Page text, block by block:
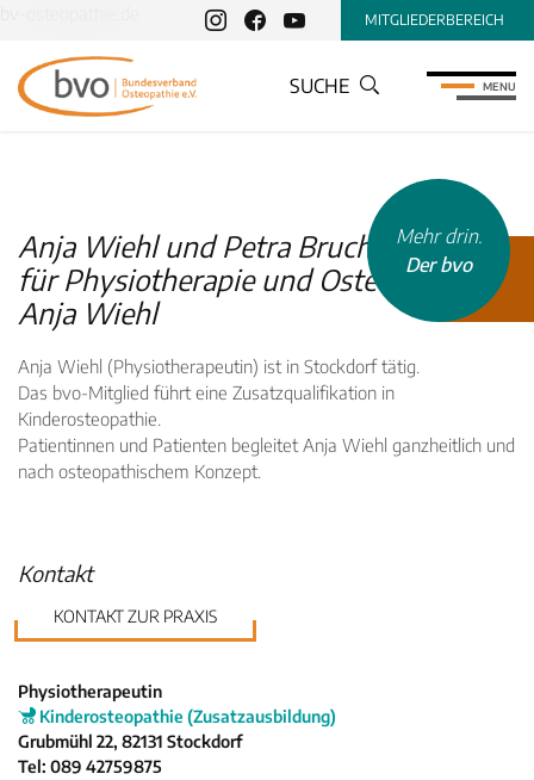
MITGLIEDERBEREICH
SUCHE MENU
Anja Wiehl und Petra Bruch - Praxis
für Physiotherapie und Osteopathie,
Anja Wiehl
Anja Wiehl (Physiotherapeutin) ist in Stockdorf tätig.
Das bvo-Mitglied führt eine Zusatzqualifikation in
Kinderosteopathie.
Patientinnen und Patienten begleitet Anja Wiehl ganzheitlich und
nach osteopathischem Konzept.
Kontakt
KONTAKT ZUR PRAXIS
Physiotherapeutin
Kinderosteopathie (Zusatzausbildung)
Grubmühl 22, 82131 Stockdorf
Tel: 089 42759875
Mehr drin.
Der bvo
INHALTSTYP
Therapeuten
Neuigkeiten
Kleinanzeigen
Veranstaltungen
Inhaltsseiten